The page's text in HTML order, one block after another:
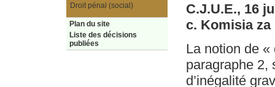
C.J.U.E., 16
c. Komisia
La notion de «
paragraphe 2,
d’inégalité
Droit pénal (social)
Plan du site
Liste des décisions
publiées